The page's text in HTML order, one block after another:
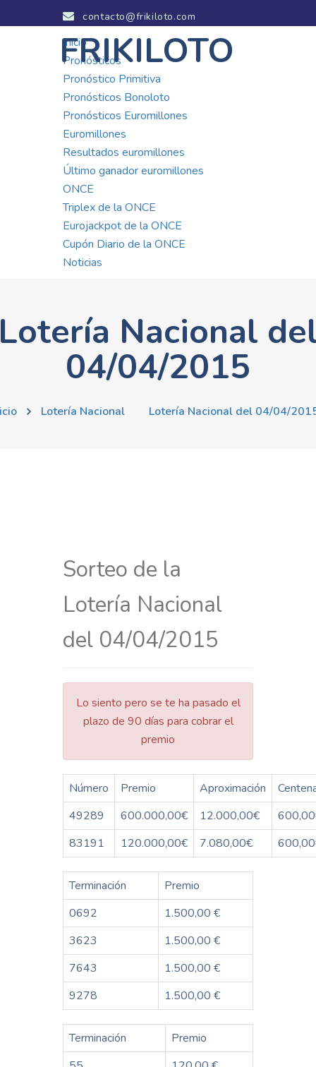
contacto@frikiloto.com
FRIKILOTO
Inicio
Pronósticos
Pronóstico Primitiva
Pronósticos Bonoloto
Pronósticos Euromillones
Euromillones
Resultados euromillones
Último ganador euromillones
ONCE
Triplex de la ONCE
Eurojackpot de la ONCE
Cupón Diario de la ONCE
Noticias
Nacional
04/04/2015
Lotería Nacional Lotería Nacional del 04/04/
Sorteo de la
Lotería Nacional
del 04/04/2015
Lo siento pero se te ha pasado el
plazo de 90 días para cobrar el
premio
Número Premio Aproximación
49289
600.000,00€ 12.000,00€
83191
120.000,00€ 7.080,00€
Terminación
Premio
0692
1.500,00 €
3623
1.500,00 €
7643
1.500,00 €
9278
1.500,00 €
Terminación
Premio